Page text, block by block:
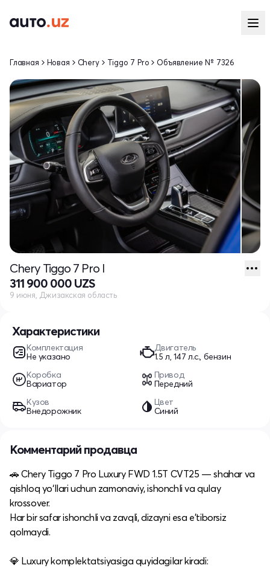
Характеристики
Комплектация
Не указано
Двигатель
1.5 л, 147 л.с., бензин
Коробка
Вариатор
Привод
Передний
Кузов
Внедорожник
Цвет
Синий
Главная Новая Chery Tiggo 7 Pro Объявление № 7326
Chery Tiggo 7 Pro I
311 900 000 UZS
9 июня, Джизакская область
Комментарий продавца
🚗 Chery Tiggo 7 Pro Luxury FWD 1.5T CVT25 — shahar va
qishloq yo‘llari uchun zamonaviy, ishonchli va qulay
krossover.
Har bir safar ishonchli va zavqli, dizayni esa e’tiborsiz
qolmaydi.
💎 Luxury komplektatsiyasiga quyidagilar kiradi: